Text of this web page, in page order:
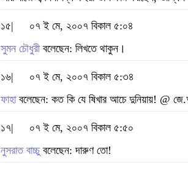
১৫|
০৭ ই মে, ২০০৭ বিকাল ৫:০৪
সুমন চৌধুরীবলেছেন: লিখতে থাকুন।
১৬|
০৭ ই মে, ২০০৭ বিকাল ৫:৩৪
ফাহাবলেছেন: কত কি যে ষিখার আচে দুনিয়ায়! @
১৭|
০৭ ই মে, ২০০৭ বিকাল ৫:৫০
নুসরাত বাচ্চুবলেছেন: দারুণ তো!